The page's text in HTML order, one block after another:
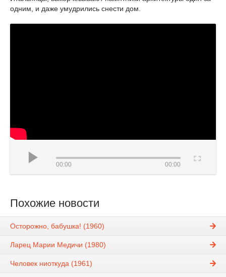
одним, и даже умудрились снести дом.
00:00 00:00
Похожие новости
Осторожно, бабушка! (1960)
Ларец Марии Медичи (1980)
Человек ниоткуда (1961)